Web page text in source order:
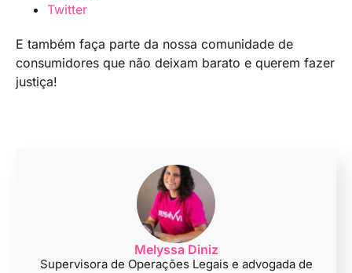
Twitter
E também faça parte da nossa comunidade de
consumidores que não deixam barato e querem fazer
justiça!
Melyssa Diniz
Supervisora de Operações Legais e advogada de